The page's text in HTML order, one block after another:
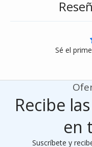
Sé el
Recibe
en
Suscríbete y